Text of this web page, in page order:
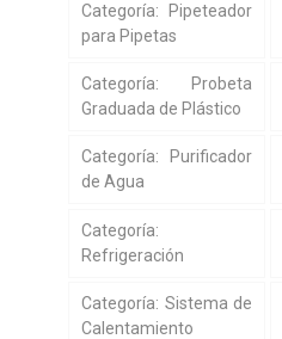
Categoría: Pipeteador
para Pipetas
Categoría: Probeta
Graduada de Plástico
Categoría: Purificador
de Agua
Categoría:
Refrigeración
Categoría: Sistema de
Calentamiento